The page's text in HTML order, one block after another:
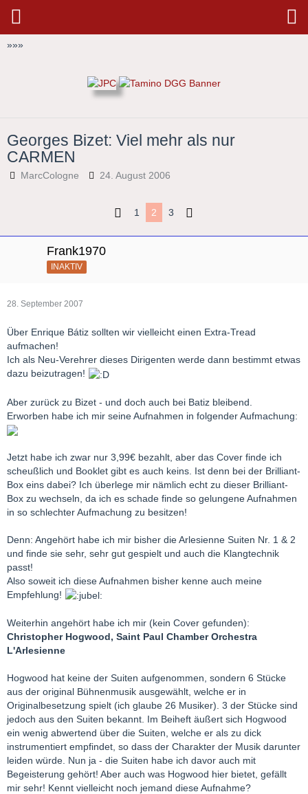
»»»
Georges Bizet: Viel mehr als nur
CARMEN
MarcCologne 24. August 2006
1 2 3
Frank1970
INAKTIV
28. September 2007
Über Enrique Bátiz sollten wir vielleicht einen Extra-Tread
aufmachen!
Ich als Neu-Verehrer dieses Dirigenten werde dann bestimmt etwas
dazu beizutragen!
Aber zurück zu Bizet - und doch auch bei Batiz bleibend.
Erworben habe ich mir seine Aufnahmen in folgender Aufmachung:
Jetzt habe ich zwar nur 3,99€ bezahlt, aber das Cover finde ich
scheußlich und Booklet gibt es auch keins. Ist denn bei der Brilliant-
Box eins dabei? Ich überlege mir nämlich echt zu dieser Brilliant-
Box zu wechseln, da ich es schade finde so gelungene Aufnahmen
in so schlechter Aufmachung zu besitzen!
Denn: Angehört habe ich mir bisher die Arlesienne Suiten Nr. 1 & 2
und finde sie sehr, sehr gut gespielt und auch die Klangtechnik
passt!
Also soweit ich diese Aufnahmen bisher kenne auch meine
Empfehlung!
Weiterhin angehört habe ich mir (kein Cover gefunden):
Christopher Hogwood, Saint Paul Chamber Orchestra
L'Arlesienne
Hogwood hat keine der Suiten aufgenommen, sondern 6 Stücke
aus der original Bühnenmusik ausgewählt, welche er in
Originalbesetzung spielt (ich glaube 26 Musiker). 3 der Stücke sind
jedoch aus den Suiten bekannt. Im Beiheft äußert sich Hogwood
ein wenig abwertend über die Suiten, welche er als zu dick
instrumentiert empfindet, so dass der Charakter der Musik darunter
leiden würde. Nun ja - die Suiten habe ich davor auch mit
Begeisterung gehört! Aber auch was Hogwood hier bietet, gefällt
mir sehr! Kennt vielleicht noch jemand diese Aufnahme?